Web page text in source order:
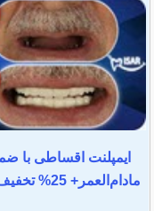
ایمپلنت اقساطی با
مادام‌العمر+ 25% تخفیف ویژه